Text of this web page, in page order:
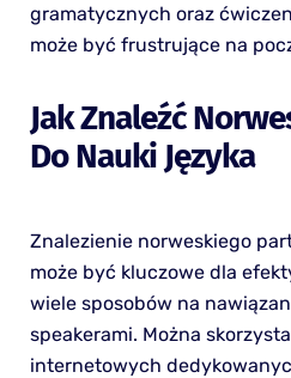
gramatycznych oraz
może być frustrujące na
Jak Znaleźć
Do Nauki Języka
Znalezienie norweskiego
może być kluczowe dla
wiele sposobów na
speakerami. Można
internetowych